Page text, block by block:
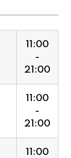
11:00
-
21:00
11:00
-
21:00
11:00